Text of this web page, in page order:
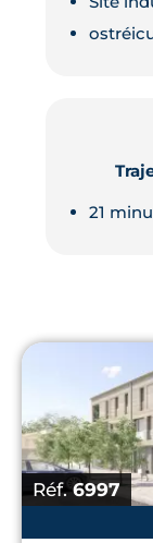
21
Réf.6997